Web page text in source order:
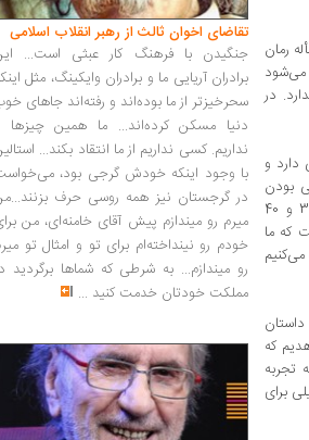
رمان
می‌شود
در
و
بودن
ذهن ما است. نویسندگان ما هنوز درگیر مسائل سیاسی و جریان‌های دهه 30 و 40
که ما
داستان
که
تجربه
برای
تقاضای اخوان ثالث از رهبر انقلاب اسلامی
جنگیدن با فرهنگ کار عبثی است...
برادران آریایی ما و برادران وایکینگ، مثل
سحرخیزتر از ما بوده‌اند و رفته‌اند جاهای
دنیا مسکن کرده‌اند... ما همین چیزها
نداریم. کسی نداریم از ما انتقاد بکند...
با وجود اینکه خودش گرجی بود،
در گرجستان نیز همه روسی حرف
میرم رو میندازم پیش آقای خامنه‌ای، من
خودم رو نینداخته‌ام برای تو و امثال تو
رو میندازم... به شرطی که شماها برگردید
مملکت خودتان خدمت کنید ...